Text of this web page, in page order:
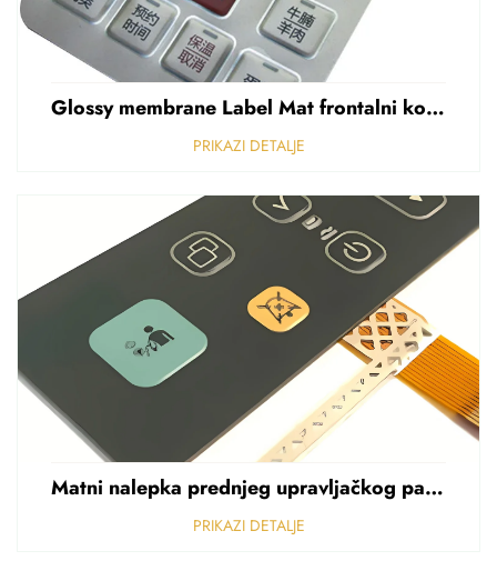
Glossy membrane Label Mat frontalni kontrolni panel Sticker Refuziran polikarbonat Grafički preklapanje
PRIKAZI DETALJE
Matni nalepka prednjeg upravljačkog panela Perforirani nalepka od polikarbonata od PVC-a debljine 0,25 mm
PRIKAZI DETALJE